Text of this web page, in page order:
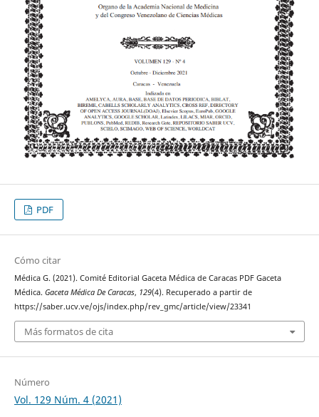
PDF
Cómo citar
Médica G. (2021). Comité Editorial Gaceta Médica de Caracas PDF Gaceta
Médica. Gaceta Médica De Caracas, 129(4). Recuperado a partir de
https://saber.ucv.ve/ojs/index.php/rev_gmc/article/view/23341
Más formatos de cita
Número
Vol. 129 Núm. 4 (2021)